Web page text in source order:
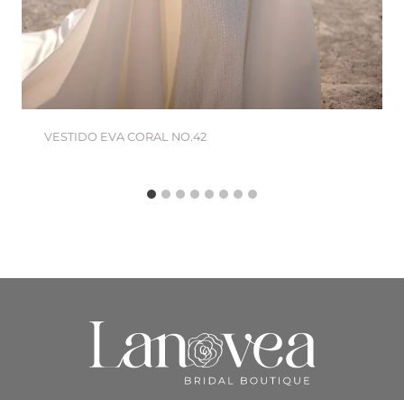
VESTIDO EVA CORAL NO.42